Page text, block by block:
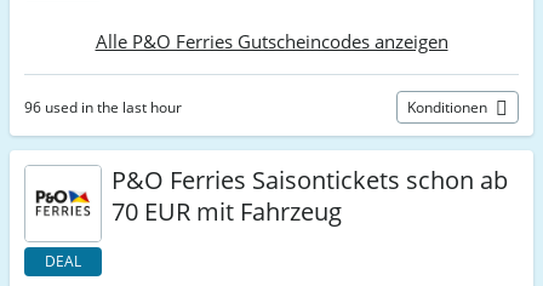
Alle P&O Ferries Gutscheincodes anzeigen
96 used in the last hour Konditionen
DEAL
P&O Ferries Saisontickets schon ab
70 EUR mit Fahrzeug